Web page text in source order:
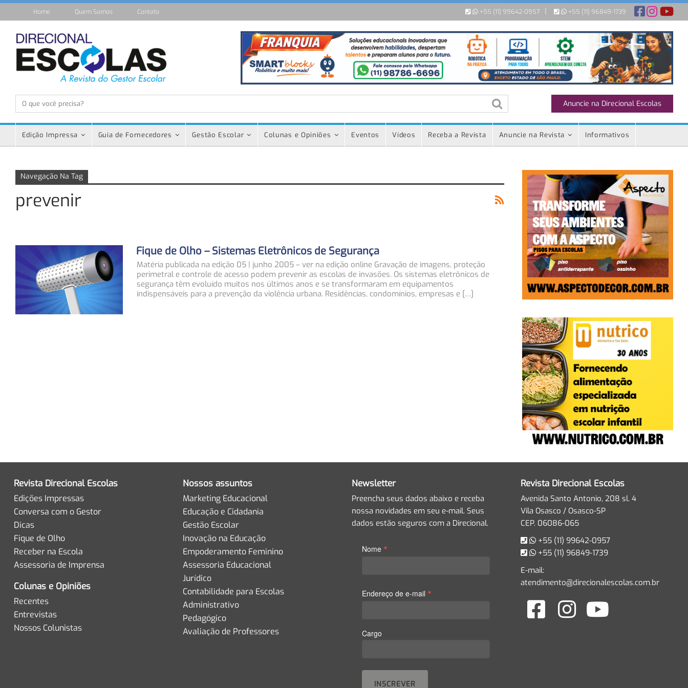
+55 (11) 99642-0957 +55 (11) 96849-1739
Home Quem Somos Contato
Anuncie na Direcional Escolas
Edição Impressa Guia de Fornecedores Gestão Escolar Colunas e Opiniões Eventos Vídeos Receba a Revista Anuncie na Revista Informativos
Navegação Na Tag
prevenir
Fique de Olho – Sistemas Eletrônicos de Segurança
Matéria publicada na edição 05 | junho 2005 – ver na edição online Gravação de imagens, proteção
perimetral e controle de acesso podem prevenir as escolas de invasões. Os sistemas eletrônicos de
segurança têm evoluído muitos nos últimos anos e se transformaram em equipamentos
indispensáveis para a prevenção da violência urbana. Residências, condomínios, empresas e […]
Revista Direcional Escolas
Edições Impressas
Conversa com o Gestor
Dicas
Fique de Olho
Receber na Escola
Assessoria de Imprensa
Colunas e Opiniões
Recentes
Entrevistas
Nossos Colunistas
Nossos assuntos
Marketing Educacional
Educação e Cidadania
Gestão Escolar
Inovação na Educação
Empoderamento Feminino
Assessoria Educacional
Jurídico
Contabilidade para Escolas
Administrativo
Pedagógico
Avaliação de Professores
Newsletter
Preencha seus dados abaixo e receba
nossa novidades em seu e-mail. Seus
dados estão seguros com a Direcional.
Nome *
Endereço de e-mail *
Cargo
Revista Direcional Escolas
Avenida Santo Antonio, 208 sl. 4
Vila Osasco / Osasco-SP
CEP. 06086-065
+55 (11) 99642-0957
+55 (11) 96849-1739
E-mail:
atendimento@direcionalescolas.com.br